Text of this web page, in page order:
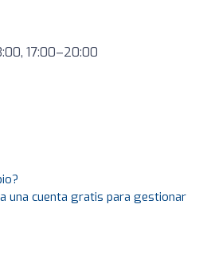
17:00–20:00
una cuenta gratis para gestionar